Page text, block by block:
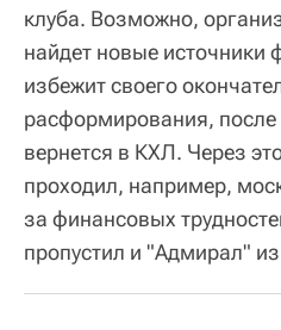
клуба. Возможно,
найдет новые источники
избежит своего
расформирования,
вернется в КХЛ. Через
проходил, например,
за финансовых
пропустил и "Адмирал"